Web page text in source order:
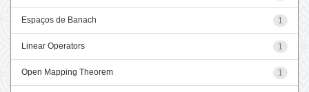
1
Espaços de Banach
1
Linear Operators
1
Open Mapping Theorem